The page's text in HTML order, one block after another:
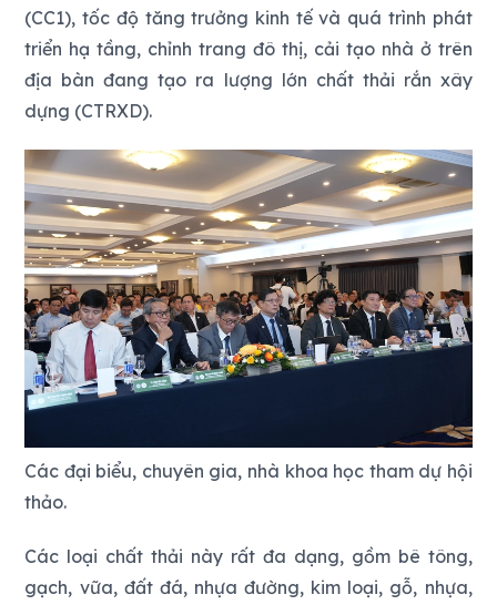
(CC1), tốc độ tăng trưởng kinh tế và quá trình phát
triển hạ tầng, chỉnh trang đô thị, cải tạo nhà ở trên
địa bàn đang tạo ra lượng lớn chất thải rắn xây
dựng (CTRXD).
Các đại biểu, chuyên gia, nhà khoa học tham dự hội
thảo.
Các loại chất thải này rất đa dạng, gồm bê tông,
gạch, vữa, đất đá, nhựa đường, kim loại, gỗ, nhựa,